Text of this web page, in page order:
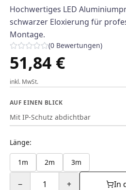
Hochwertiges LED
schwarzer Eloxierung für
Montage.
(0 Bewertungen)
51,84 €
inkl. MwSt.
AUF EINEN BLICK
Mit IP-Schutz abdichtbar
Länge:
1m 2m 3m
− 1 + In